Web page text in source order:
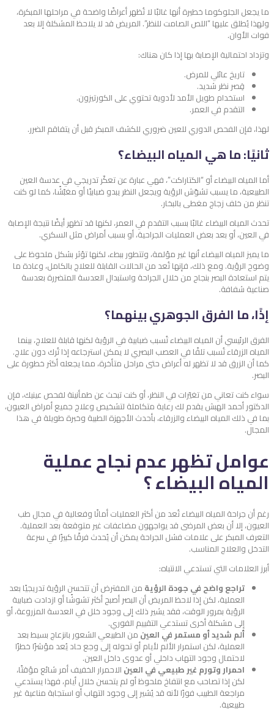
ما يجعل الجلوكوما خطيرة أنها غالبًا لا تُظهر أعراضًا واضحة في مراحلها المبكرة،
ولهذا يُطلق عليها “اللص الصامت للنظر”. المريض قد لا يلاحظ المشكلة إلا بعد
فوات الأوان.
وتزداد احتمالية الإصابة بها إذا كان هناك:
تاريخ عائلي للمرض.
قِصر نظر شديد.
استخدام طويل الأمد لأدوية تحتوي على الكورتيزون.
التقدم في العمر.
لهذا، فإن الفحص الدوري للعين ضروري للكشف المبكر قبل أن يتفاقم الضرر.
ثانيًا: ما هي المياه البيضاء؟
أما المياه البيضاء أو “الكتاراكت”، فهي عبارة عن تعكّر تدريجي في عدسة العين
الطبيعية، ما يسبب تشوّش الرؤية ويجعل النظر يبدو ضبابيًا أو مغبّشًا، كما لو كنت
تنظر من خلف زجاج مغطى بالبخار.
تحدث المياه البيضاء غالبًا بسبب التقدم في العمر، لكنها قد تظهر أيضًا نتيجة الإصابة
في العين، أو بعد بعض العمليات الجراحية، أو بسبب أمراض مثل السكري.
ما يميز المياه البيضاء أنها غير مؤلمة، وتتطور ببطء، لكنها تؤثر بشكل ملحوظ على
وضوح الرؤية. ومع ذلك، فإنها تُعد من الحالات القابلة للعلاج بالكامل، وعادة ما
يتم استعادة البصر بنجاح من خلال الجراحة واستبدال العدسة المتضررة بعدسة
صناعية شفافة.
إذًا، ما الفرق الجوهري بينهما؟
الفرق الرئيسي أن المياه البيضاء تُسبب ضبابية في الرؤية لكنها قابلة للعلاج، بينما
المياه الزرقاء تُسبب تلفًا في العصب البصري لا يمكن استرجاعه إذا تُرك دون علاج.
كما أن الزرق قد لا تظهر له أعراض حتى مراحل متأخرة، مما يجعله أكثر خطورة على
البصر.
سواء كنت تعاني من تغيّرات في النظر، أو كنت تبحث عن طمأنينة لفحص عينيك، فإن
الدكتور أحمد الهبش يقدم لك رعاية متكاملة لتشخيص وعلاج جميع أمراض العيون،
بما في ذلك المياه البيضاء والزرقاء، بأحدث الأجهزة الطبية وخبرة طويلة في هذا
المجال.
عوامل تظهر عدم نجاح عملية
المياه البيضاء ؟
رغم أن جراحة المياه البيضاء تُعد من أكثر العمليات أمانًا وفعالية في مجال طب
العيون، إلا أن بعض المرضى قد يواجهون مضاعفات غير متوقعة بعد العملية.
التعرف المبكر على علامات فشل الجراحة يمكن أن يُحدث فرقًا كبيرًا في سرعة
التدخل والعلاج المناسب.
أبرز العلامات التي تستدعي الانتباه:
تراجع واضح في جودة الرؤية من المفترض أن تتحسن الرؤية تدريجيًا بعد
العملية، لكن إذا لاحظ المريض أن البصر أصبح أكثر تشوشًا أو ازدادت ضبابية
الرؤية بمرور الوقت، فقد يشير ذلك إلى وجود خلل في العدسة المزروعة، أو
إلى مشكلة أخرى تستدعي التقييم الفوري.
ألم شديد أو مستمر في العين من الطبيعي الشعور بانزعاج بسيط بعد
العملية، لكن استمرار الألم لأيام أو تحوله إلى وجع حاد يُعد مؤشرًا خطرًا
لاحتمال وجود التهاب داخلي أو عدوى داخل العين.
احمرار وتورم غير طبيعي في العين الاحمرار الخفيف أمر شائع مؤقتًا،
لكن إذا تصاحب مع انتفاخ ملحوظ أو لم يتحسن خلال أيام، فهذا يستدعي
مراجعة الطبيب فورًا لأنه قد يُشير إلى وجود التهاب أو استجابة مناعية غير
طبيعية.